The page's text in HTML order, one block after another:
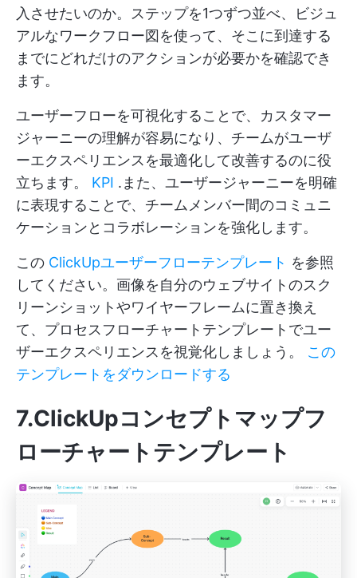
入させたいのか。ステップを1つずつ並べ、ビジュ
アルなワークフロー図を使って、そこに到達する
までにどれだけのアクションが必要かを確認でき
ます。
ユーザーフローを可視化することで、カスタマー
ジャーニーの理解が容易になり、チームがユーザ
ーエクスペリエンスを最適化して改善するのに役
立ちます。 KPI .また、ユーザージャーニーを明確
に表現することで、チームメンバー間のコミュニ
ケーションとコラボレーションを強化します。
この ClickUpユーザーフローテンプレート を参照
してください。画像を自分のウェブサイトのスク
リーンショットやワイヤーフレームに置き換え
て、プロセスフローチャートテンプレートでユー
ザーエクスペリエンスを視覚化しましょう。 この
テンプレートをダウンロードする
7.ClickUpコンセプトマップフ
ローチャートテンプレート